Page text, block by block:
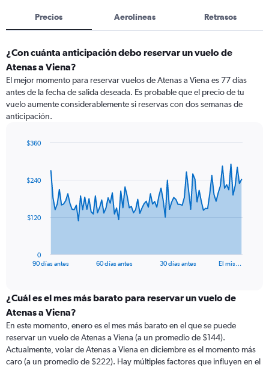
Precios Aerolíneas Retrasos
¿Con cuánta anticipación debo reservar un vuelo de
Atenas a Viena?
El mejor momento para reservar vuelos de Atenas a Viena es 77 días
antes de la fecha de salida deseada. Es probable que el precio de tu
vuelo aumente considerablemente si reservas con dos semanas de
anticipación.
data
The
categories.
Range:
categories.
The
chart
has
90 días antes 60 días antes 30 días antes El mis…
0
$120
$240
$360
¿Cuál es el mes más barato para reservar un vuelo de
Atenas a Viena?
En este momento, enero es el mes más barato en el que se puede
reservar un vuelo de Atenas a Viena (a un promedio de $144).
Actualmente, volar de Atenas a Viena en diciembre es el momento más
caro (a un promedio de $222). Hay múltiples factores que influyen en el